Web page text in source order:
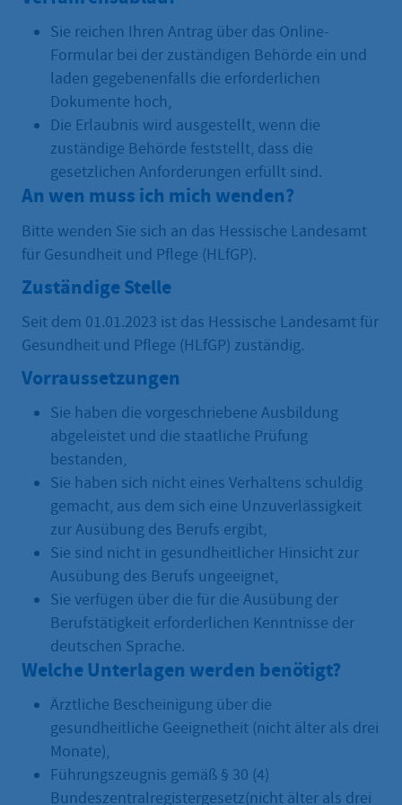
Sie reichen Ihren Antrag über das Online-
Formular bei der zuständigen Behörde ein und
laden gegebenenfalls die erforderlichen
Dokumente hoch,
Die Erlaubnis wird ausgestellt, wenn die
zuständige Behörde feststellt, dass die
gesetzlichen Anforderungen erfüllt sind.
An wen muss ich mich wenden?
Bitte wenden Sie sich an das Hessische Landesamt
für Gesundheit und Pflege (HLfGP).
Zuständige Stelle
Seit dem 01.01.2023 ist das Hessische Landesamt für
Gesundheit und Pflege (HLfGP) zuständig.
Vorraussetzungen
Sie haben die vorgeschriebene Ausbildung
abgeleistet und die staatliche Prüfung
bestanden,
Sie haben sich nicht eines Verhaltens schuldig
gemacht, aus dem sich eine Unzuverlässigkeit
zur Ausübung des Berufs ergibt,
Sie sind nicht in gesundheitlicher Hinsicht zur
Ausübung des Berufs ungeeignet,
Sie verfügen über die für die Ausübung der
Berufstätigkeit erforderlichen Kenntnisse der
deutschen Sprache.
Welche Unterlagen werden benötigt?
Ärztliche Bescheinigung über die
gesundheitliche Geeignetheit (nicht älter als drei
Monate),
Führungszeugnis gemäß § 30 (4)
Bundeszentralregistergesetz(nicht älter als drei